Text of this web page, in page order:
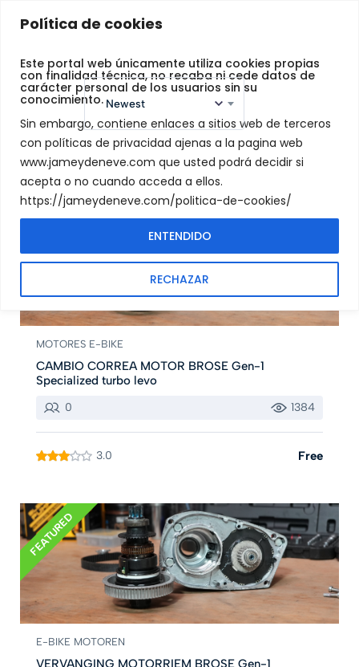
Política de cookies
Este portal web únicamente utiliza cookies propias
con finalidad técnica, no recaba ni cede datos de
carácter personal de los usuarios sin su
conocimiento.
Sin embargo, contiene enlaces a sitios web de terceros
con políticas de privacidad ajenas a la pagina web
www.jameydeneve.com que usted podrá decidir si
acepta o no cuando acceda a ellos.
https://jameydeneve.com/politica-de-cookies/
RECHAZAR
ENTENDIDO
Jamey
Neve
Sort by:
Newest
Filters
MOTORES E-BIKE
CAMBIO CORREA MOTOR BROSE Gen-1
Specialized turbo levo
0 1384
3.0 Free
FEATURED
E-BIKE MOTOREN
VERVANGING MOTORRIEM BROSE Gen-1